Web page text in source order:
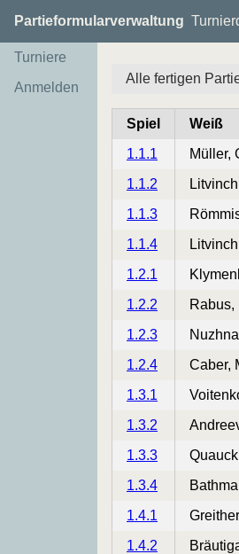
Partieformularverwaltung
Turniere
Anmelden
Alle fertigen
Spiel Weiß
1.1.1
Müller,
1.1.2
1.1.3
1.1.4
1.2.1
1.2.2
Rabus,
1.2.3
1.2.4
Caber,
1.3.1
1.3.2
1.3.3
1.3.4
1.4.1
1.4.2